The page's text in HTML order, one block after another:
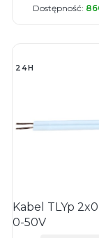
Dostępność:
24H
Kabel TLYp
0-50V